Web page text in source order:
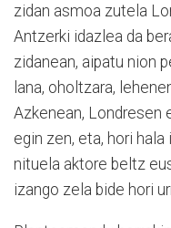
zidan asmoa zutela
Antzerki idazlea da
zidanean, aipatu nion
lana, oholtzara,
Azkenean, Londresen
egin zen, eta, hori
nituela aktore beltz
izango zela bide hori